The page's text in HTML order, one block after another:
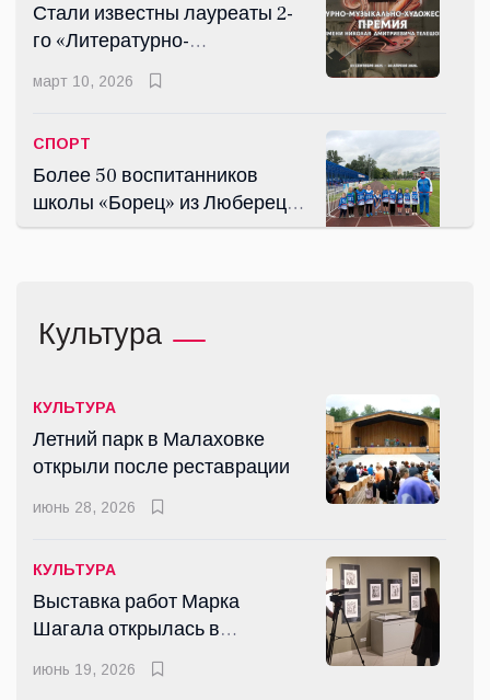
Стали известны лауреаты 2-
го «Литературно-
художественного конкурса-
Телешова»
март 10, 2026
СПОРТ
Более 50 воспитанников
школы «Борец» из Люберец
успешно сдали нормы ГТО
Люберчане завоевали в
апр 02, 2026
СПОРТ
Восемь медалей
спортсмены Люберец
март 19, 2026
КУЛЬТУРА
Вальс Победы закружило в
Культура
КУЛЬТУРА
Летний парк в Малаховке
открыли после реставрации
июнь 28, 2026
КУЛЬТУРА
Выставка работ Марка
Шагала открылась в
июнь 19, 2026